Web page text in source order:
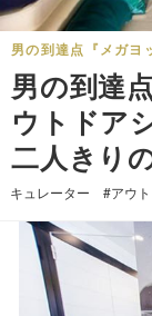
男の到達点『メガヨ
男の到達
ウトドア
二人きり
キュレーター #アウ